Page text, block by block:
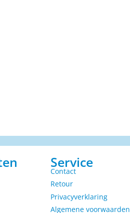
Service
Contact
Retour
Privacyverklaring
Algemene voorwaarden